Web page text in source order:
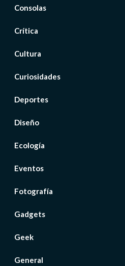
Consolas
Crítica
Cultura
Curiosidades
Deportes
Diseño
Ecología
Eventos
Fotografía
Gadgets
Geek
General